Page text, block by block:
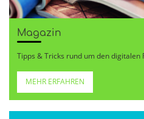
Magazin
Tipps & Tricks rund um den digitalen
MEHR ERFAHREN